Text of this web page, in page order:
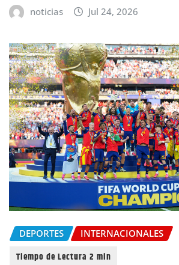
noticias Jul 24, 2026
DEPORTES INTERNACIONALES